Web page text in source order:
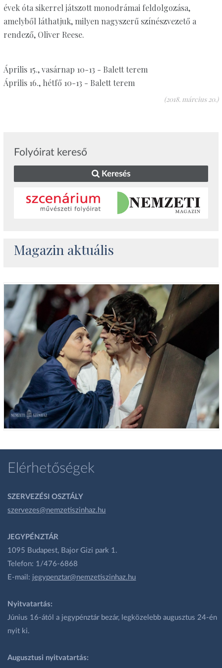
évek óta sikerrel játszott monodrámai feldolgozása,
amelyből láthatjuk, milyen nagyszerű színészvezető a
rendező, Oliver Reese.
Április 15., vasárnap 10-13 - Balett terem
Április 16., hétfő 10-13 - Balett terem
(2018. március 20.)
Folyóirat kereső
Keresés
Magazin aktuális
Elérhetőségek
SZERVEZÉSI OSZTÁLY
szervezes@nemzetiszinhaz.hu
JEGYPÉNZTÁR
1095 Budapest, Bajor Gizi park 1.
Telefon: 1/476-6868
E-mail: jegypenztar@nemzetiszinhaz.hu
Nyitvatartás:
Június 16-ától a jegypénztár bezár, legközelebb augusztus 24-én
nyit ki.
Augusztusi nyitvatartás: